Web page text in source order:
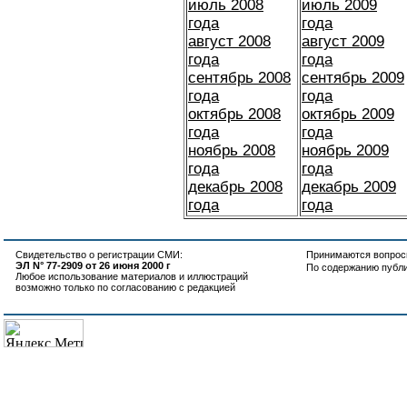
июль 2008
года
август 2008
года
сентябрь 2008
года
октябрь 2008
года
ноябрь 2008
года
декабрь 2008
года
июль 2009
года
август 2009
года
сентябрь 2009
года
октябрь 2009
года
ноябрь 2009
года
декабрь 2009
года
Свидетельство о регистрации СМИ:
ЭЛ N° 77-2909 от 26 июня 2000 г
Любое использование материалов и иллюстраций
возможно только по согласованию с редакцией
Принимаются
По содержанию